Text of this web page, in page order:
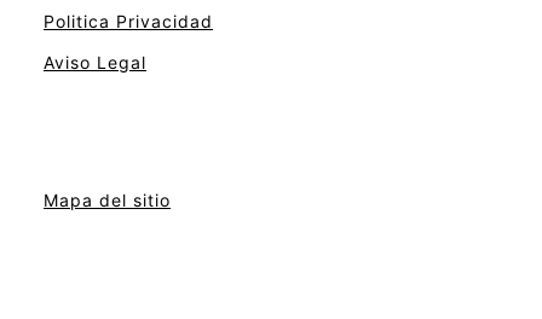
Politica Privacidad
Aviso Legal
Mapa del sitio